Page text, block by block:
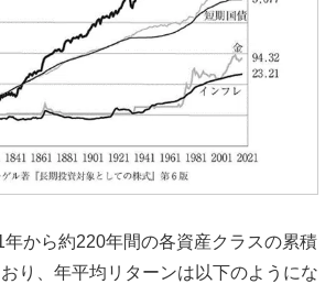
年から約220年間の各資産クラスの累積
り、年平均リターンは以下のようにな